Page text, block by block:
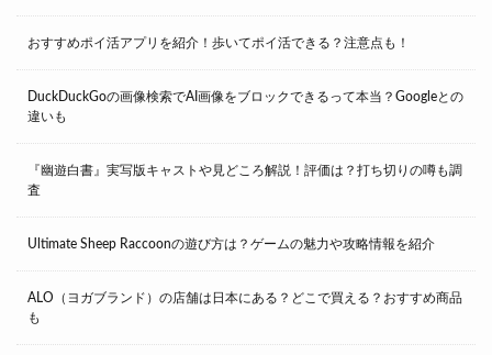
おすすめポイ活アプリを紹介！歩いてポイ活できる？注意点も！
DuckDuckGoの画像検索でAI画像をブロックできるって本当？Googleとの
違いも
『幽遊白書』実写版キャストや見どころ解説！評価は？打ち切りの噂も調
査
Ultimate Sheep Raccoonの遊び方は？ゲームの魅力や攻略情報を紹介
ALO（ヨガブランド）の店舗は日本にある？どこで買える？おすすめ商品
も